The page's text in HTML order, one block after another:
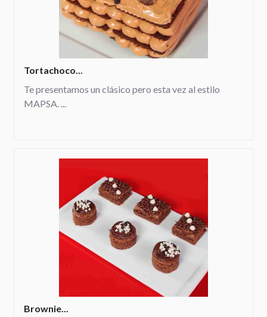
Tortachoco...
Te presentamos un clásico pero esta vez al estilo
MAPSA. ...
Brownie...